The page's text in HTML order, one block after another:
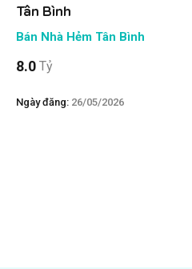
Tân Bình
Bán Nhà Hẻm Tân Bình
8.0 Tỷ
Ngày đăng: 26/05/2026